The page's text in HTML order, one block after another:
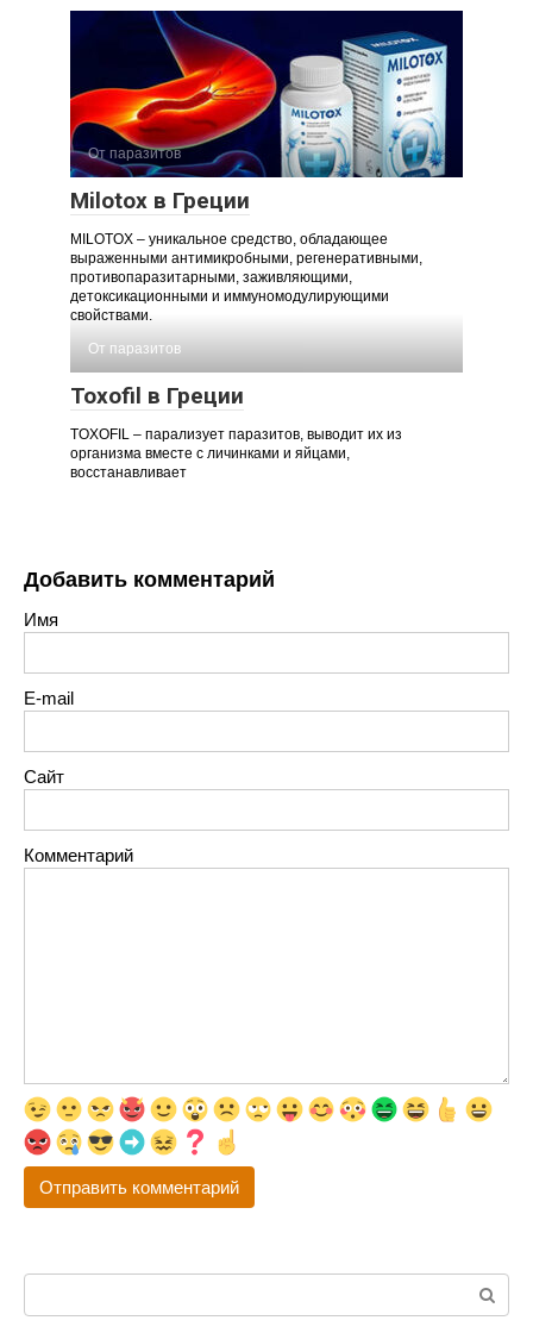
От паразитов
Milotox в Греции
MILOTOX – уникальное средство, обладающее
выраженными антимикробными, регенеративными,
противопаразитарными, заживляющими,
детоксикационными и иммуномодулирующими
свойствами.
От паразитов
Toxofil в Греции
TOXOFIL – парализует паразитов, выводит их из
организма вместе с личинками и яйцами,
восстанавливает
Добавить комментарий
Имя
E-mail
Сайт
Комментарий